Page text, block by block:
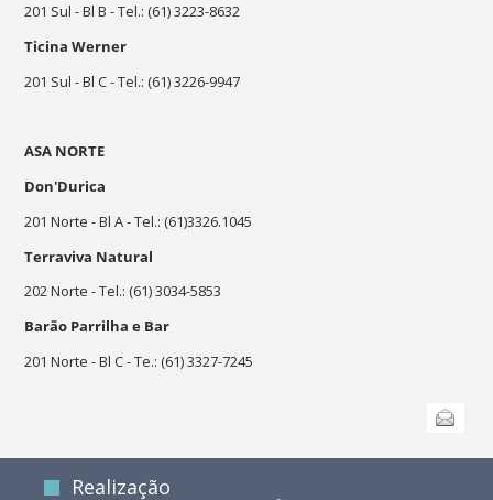
201 Sul - Bl B - Tel.: (61) 3223-8632
Ticina Werner
201 Sul - Bl C - Tel.: (61) 3226-9947
ASA NORTE
Don'Durica
201 Norte - Bl A - Tel.: (61)3326.1045
Terraviva Natural
202 Norte - Tel.: (61) 3034-5853
Barão Parrilha e Bar
201 Norte - Bl C - Te.: (61) 3327-7245
Realização